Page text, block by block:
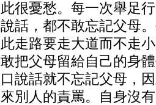
此很憂愁。每一次舉足
說話，都不敢忘記父母
此走路要走大道而不走
敢把父母留給自己的身
口說話就不忘記父母，
來別人的責罵。自身沒